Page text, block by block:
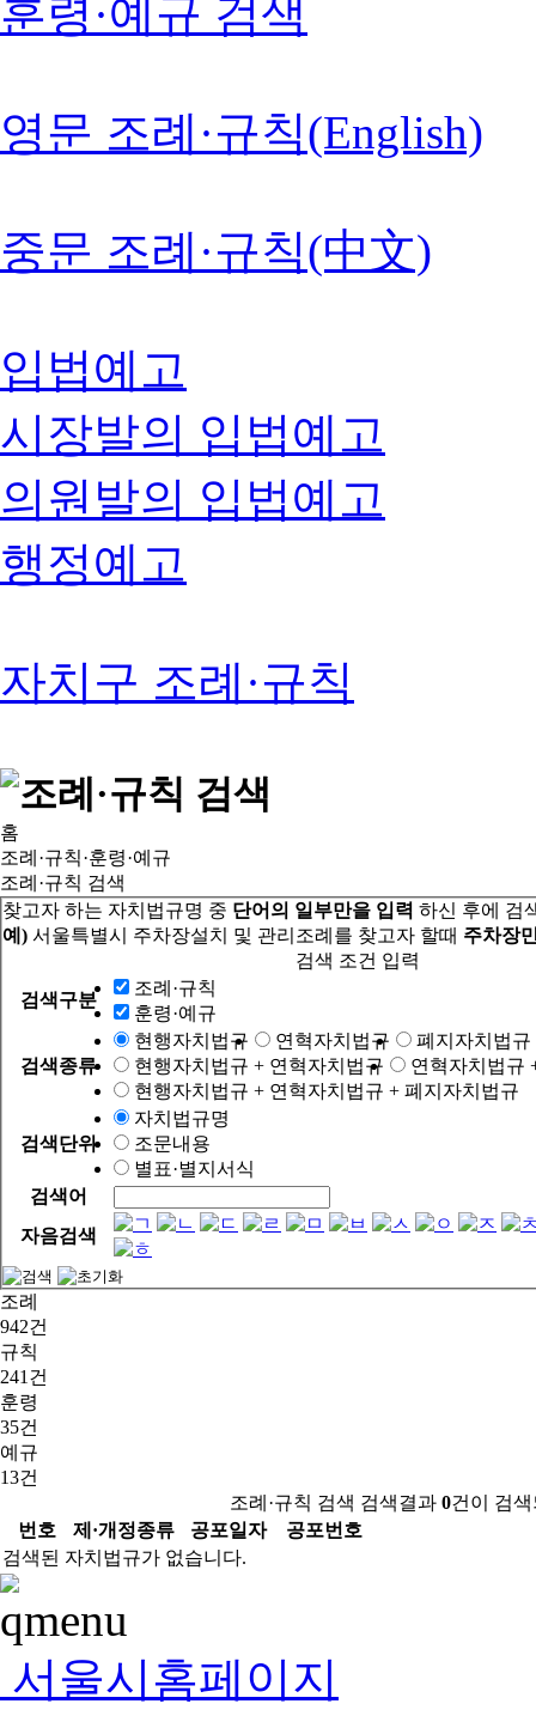
훈령·예규 검색
영문 조례·규칙(English)
중문 조례·규칙(中文)
입법예고
시장발의 입법예고
의원발의 입법예고
행정예고
자치구 조례·규칙
홈
조례·규칙·훈령·예규
조례·규칙 검색
찾고자 하는 자치법규명 중 단어의 일부만을 입력 하신 후에 검
예) 서울특별시 주차장설치 및 관리조례를 찾고자 할때 주차장
검색 조건 입력
검색구분
조례·규칙
훈령·예규
검색종류
현행자치법규 연혁자치법규
폐지자치법규
현행자치법규 + 연혁자치법규
연혁자치법규
현행자치법규 + 연혁자치법규 + 폐지자치법규
검색단위
자치법규명
조문내용
별표·별지서식
검색어
자음검색
조례
942건
규칙
241건
훈령
35건
예규
13건
조례·규칙 검색 검색결과 0건이 검
번호
제·개정종류 공포일자
공포번호
검색된 자치법규가 없습니다.
서울시홈페이지